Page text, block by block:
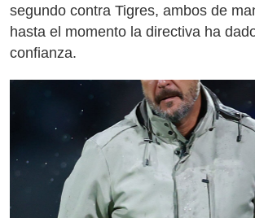
segundo contra Tigres, ambos de
hasta el momento la directiva ha
confianza.